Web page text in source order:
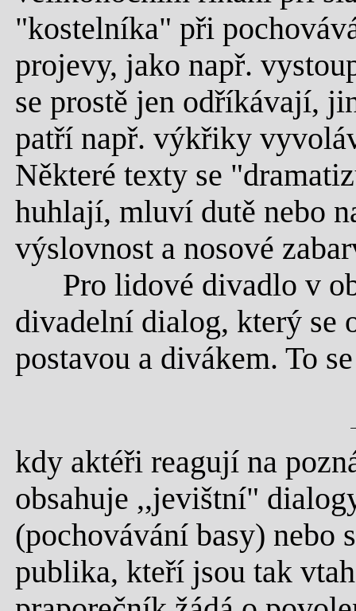
"kostelníka" při
projevy, jako např.
se prostě jen odříkávají,
patří např. výkřiky
Některé texty se
huhlají, mluví dutě nebo
výslovnost a nosové
Pro lidové divadlo v
divadelní dialog, který se
postavou a divákem. To
kdy aktéři reagují na
obsahuje ,,jevištní"
(pochovávání basy) nebo
publika, kteří jsou tak